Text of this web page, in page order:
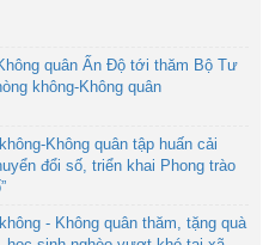
quân Ấn Độ tới thăm Bộ Tư
không-Không quân
Không quân tập huấn cải
đổi số, triển khai Phong trào
- Không quân thăm, tặng quà